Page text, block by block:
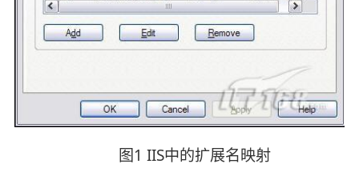
图1 IIS中的扩展名映射